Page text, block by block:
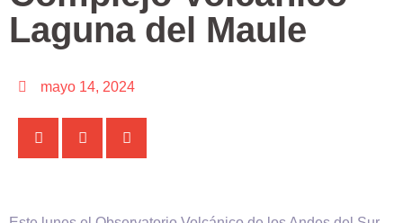
Laguna del Maule
mayo 14, 2024